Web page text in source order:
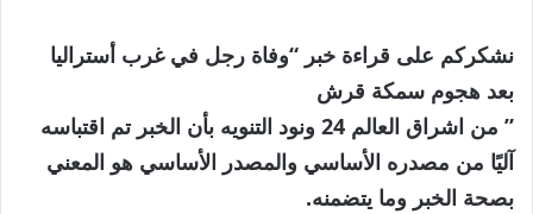
نشكركم على قراءة خبر “وفاة رجل في غرب أستراليا
بعد هجوم سمكة قرش
” من اشراق العالم 24 ونود التنويه بأن الخبر تم اقتباسه
آليًا من مصدره الأساسي والمصدر الأساسي هو المعني
بصحة الخبر وما يتضمنه.